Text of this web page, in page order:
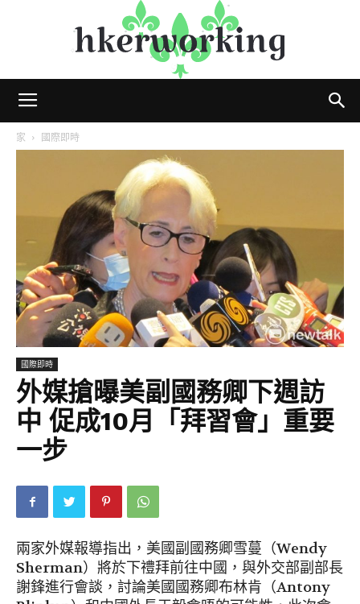
家 國際即時
國際即時
外媒搶曝美副國務卿下週訪
中 促成10月「拜習會」重要
一步
兩家外媒報導指出，美國副國務卿雪蔓（Wendy
Sherman）將於下禮拜前往中國，與外交部副部長
謝鋒進行會談，討論美國國務卿布林肯（Antony